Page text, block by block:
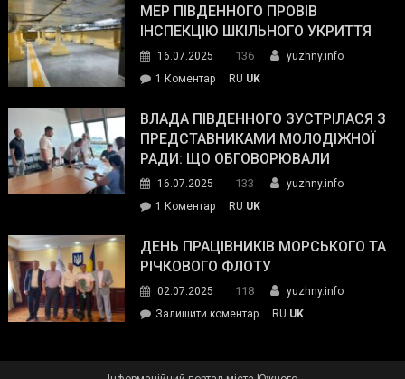
органів:
«Наш
спільний
окупанти.
Маємо
діяти
команда
ДСНС
власноруч
пожежу
у
МЕР ПІВДЕННОГО ПРОВІВ
ІНСПЕКЦІЮ ШКІЛЬНОГО УКРИТТЯ
16.07.2025 136
yuzhny.info
1 Коментардо
Південного
провів
інспекцію
укриття
RU UK
ВЛАДА ПІВДЕННОГО ЗУСТРІЛАСЯ З
ПРЕДСТАВНИКАМИ МОЛОДІЖНОЇ
РАДИ: ЩО ОБГОВОРЮВАЛИ
16.07.2025 133
yuzhny.info
1 Коментардо
Південного
зустрілася
представниками
молодіжної
обговорювали
RU UK
ДЕНЬ ПРАЦІВНИКІВ МОРСЬКОГО ТА
РІЧКОВОГО ФЛОТУ
02.07.2025 118
yuzhny.info
Залишити коментарon
RU UK